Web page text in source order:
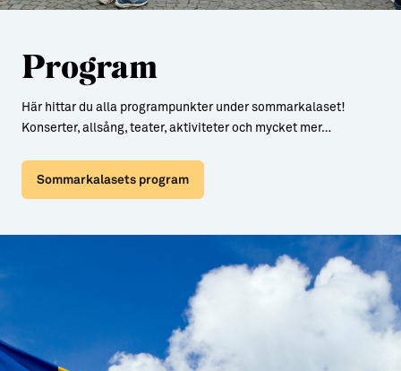
Program
Här hittar du alla programpunkter under sommarkalaset!
Konserter, allsång, teater, aktiviteter och mycket mer…
Sommarkalasets program